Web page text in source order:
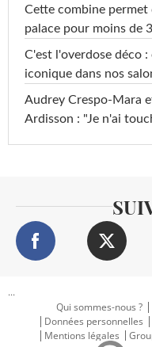
Cette combine
palace pour moins de
C'est l'overdose déco
iconique dans nos
Audrey Crespo-Mara
Ardisson : "Je n'ai
...
Qui sommes-nous ?
Données personnelles
Mentions légales